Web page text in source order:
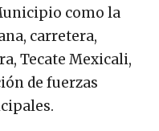
como la
carretera,
Tecate Mexicali,
de fuerzas